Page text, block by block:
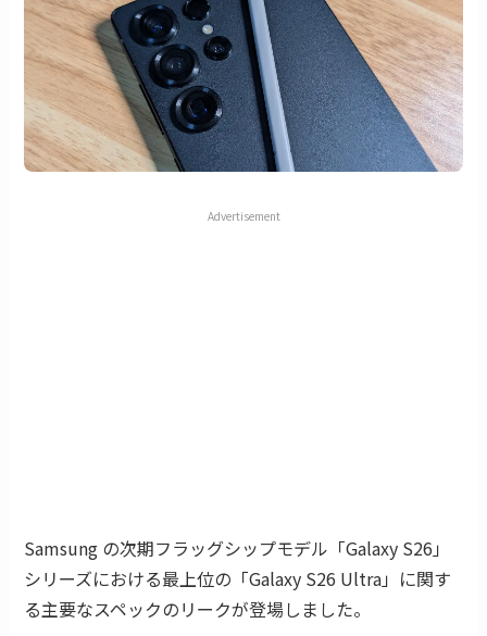
Advertisement
Samsung の次期フラッグシップモデル「Galaxy S26」
シリーズにおける最上位の「Galaxy S26 Ultra」に関す
る主要なスペックのリークが登場しました。